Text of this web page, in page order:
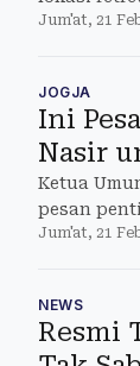
Jum'at, 21
JOGJA
Ini
Nasir
Ketua
pesan
Jum'at, 21
NEWS
Resmi